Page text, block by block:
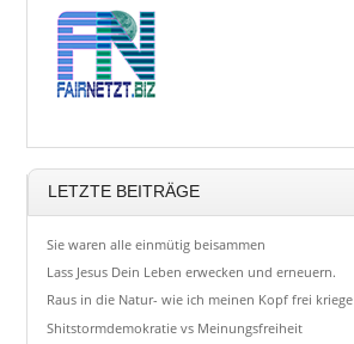
LETZTE BEITRÄGE
Sie waren alle einmütig beisammen
Lass Jesus Dein Leben erwecken und erneuern.
Raus in die Natur- wie ich meinen Kopf frei kriege
Shitstormdemokratie vs Meinungsfreiheit